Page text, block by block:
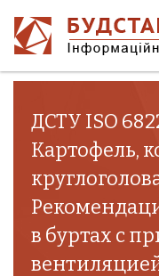
ДСТУ ISO
Картофель,
в буртах с